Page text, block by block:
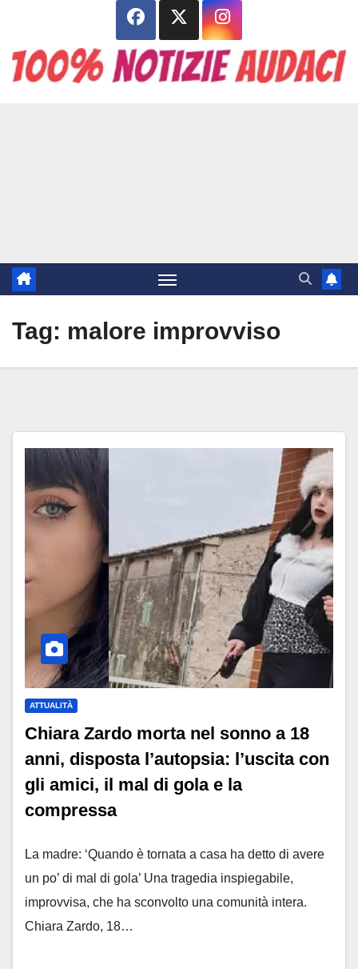
contenuto
Tag: malore improvviso
ATTUALITÀ
Chiara Zardo morta nel sonno a 18
anni, disposta l’autopsia: l’uscita con
gli amici, il mal di gola e la
compressa
La madre: ‘Quando è tornata a casa ha detto di avere
un po’ di mal di gola’ Una tragedia inspiegabile,
improvvisa, che ha sconvolto una comunità intera.
Chiara Zardo, 18…